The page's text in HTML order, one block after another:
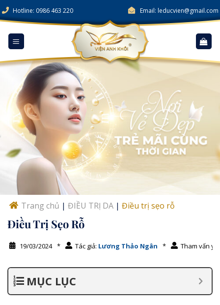
Skip
to
Hotline: 0986 463 220 Email: leducvien@gmail.com
Trang chủ | ĐIỀU TRỊ DA| Điều trị sẹo rỗ
Điều Trị Sẹo Rỗ
19/03/2024 * Tác giả: Lương Thảo Ngân * Tham vấn y
MỤC LỤC